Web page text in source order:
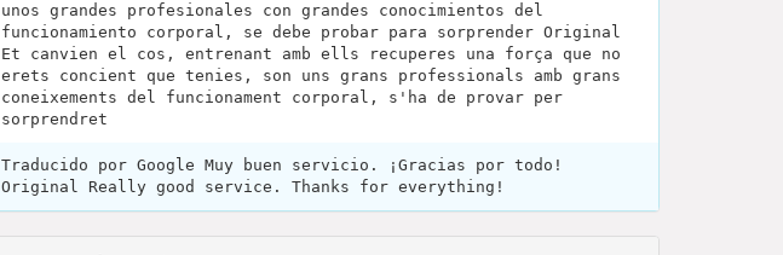
unos grandes profesionales con grandes conocimientos del
funcionamiento corporal, se debe probar para sorprender Original
Et canvien el cos, entrenant amb ells recuperes una força que no
erets concient que tenies, son uns grans professionals amb grans
coneixements del funcionament corporal, s'ha de provar per
sorprendret
Traducido por Google Muy buen servicio. ¡Gracias por todo!
Original Really good service. Thanks for everything!